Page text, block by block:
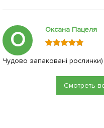
О Оксана Пацеля
Чудово запаковані
Смотреть